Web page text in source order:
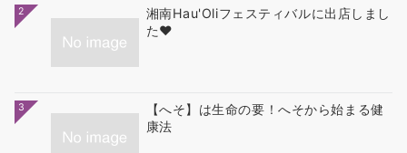
2
湘南Hau'Oliフェスティバルに出店しまし
た❤
3
【へそ】は生命の要！へそから始まる健
康法